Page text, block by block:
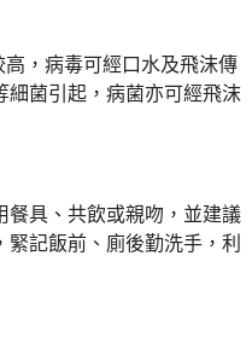
，病毒可經口水及飛沫傳
細菌引起，病菌亦可經飛沫
餐具、共飲或親吻，並建議
記飯前、廁後勤洗手，利